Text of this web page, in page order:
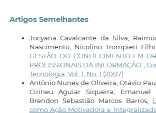
Artigos Semelhantes
Jocyana Cavalcante da Silva,
Nascimento, Nicolino Trompieri
GESTÃO DO CONHECIMENTO EM
PROFISSIONAIS DA INFORMAÇÃO
,
Tecnologia: Vol. 1, No. 1 (2007)
Antônio Nunes de Oliveira, Otávio
Cirineu Aguiar Siqueira, Emanuel
Brendon Sebastião Marcos Barros,
como Ação Motivadora e